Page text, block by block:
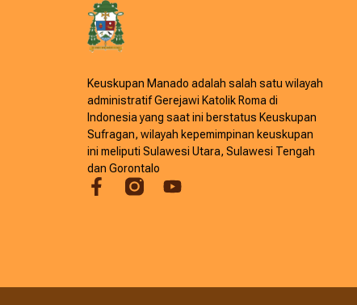
Keuskupan Manado adalah salah satu wilayah
administratif Gerejawi Katolik Roma di
Indonesia yang saat ini berstatus Keuskupan
Sufragan, wilayah kepemimpinan keuskupan
ini meliputi Sulawesi Utara, Sulawesi Tengah
dan Gorontalo